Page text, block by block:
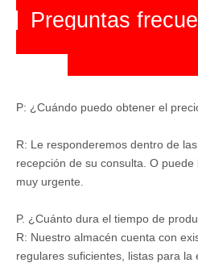
Preguntas
P: ¿Cuándo puedo obtener el
R: Le responderemos dentro de
recepción de su consulta. O
muy urgente.
P. ¿Cuánto dura el tiempo de
R: Nuestro almacén cuenta con
regulares suficientes, listas para la